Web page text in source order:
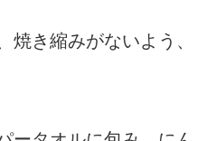
き縮みがないよう、